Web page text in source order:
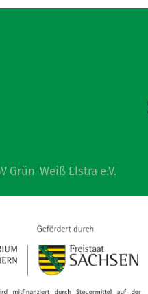
Grün-Weiß Elstra e.V.